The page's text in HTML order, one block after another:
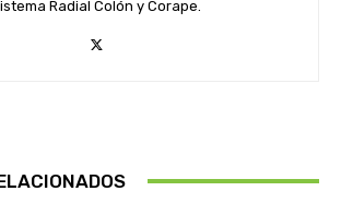
Radial Colón y Corape.